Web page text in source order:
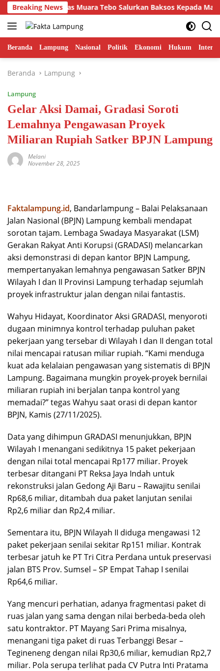
Langsung
ke
konten
Breaking News
Sinergi, Lapas Muara Tebo Salurkan Baksos Kepada
Beranda Lampung Nasional Politik Ekonomi Hukum
Beranda Lampung
Lampung
Gelar Aksi Damai, Gradasi Soroti
Lemahnya Pengawasan Proyek
Miliaran Rupiah Satker BPJN Lampung
Melani
November 28, 2025
Faktalampung.id, Bandarlampung – Balai Pelaksanaan
Jalan Nasional (BPJN) Lampung kembali mendapat
sorotan tajam. Lembaga Swadaya Masyarakat (LSM)
Gerakan Rakyat Anti Korupsi (GRADASI) melancarkan
aksi demonstrasi di depan kantor BPJN Lampung,
mempertanyakan lemahnya pengawasan Satker BPJN
Wilayah I dan II Provinsi Lampung terhadap sejumlah
proyek infrastruktur jalan dengan nilai fantastis.
Wahyu Hidayat, Koordinator Aksi GRADASI, menyoroti
dugaan minimnya kontrol terhadap puluhan paket
pekerjaan yang tersebar di Wilayah I dan II dengan total
nilai mencapai ratusan miliar rupiah. “Kami menduga
kuat ada kelalaian pengawasan yang sistematis di BPJN
Lampung. Bagaimana mungkin proyek-proyek bernilai
miliaran rupiah ini berjalan tanpa kontrol yang
memadai?” tegas Wahyu saat orasi di depan kantor
BPJN, Kamis (27/11/2025).
Data yang dihimpun GRADASI menunjukkan, BPJN
Wilayah I menangani sedikitnya 15 paket pekerjaan
dengan nilai total mencapai Rp177 miliar. Proyek
terbesar ditangani PT Reksa Jaya Indah untuk
rekonstruksi jalan Gedong Aji Baru – Rawajitu senilai
Rp68,6 miliar, ditambah dua paket lanjutan senilai
Rp2,6 miliar dan Rp2,4 miliar.
Sementara itu, BPJN Wilayah II diduga mengawasi 12
paket pekerjaan senilai sekitar Rp151 miliar. Kontrak
terbesar jatuh ke PT Tri Citra Perdana untuk preservasi
jalan BTS Prov. Sumsel – SP Empat Tahap I senilai
Rp64,6 miliar.
Yang mencuri perhatian, adanya fragmentasi paket di
ruas jalan yang sama dengan nilai berbeda-beda oleh
satu kontraktor. PT Mayang Sari Prima misalnya,
menangani tiga paket di ruas Terbanggi Besar –
Tegineneng dengan nilai Rp30,6 miliar, kemudian Rp2,7
miliar. Pola serupa terlihat pada CV Putra Inti Pratama